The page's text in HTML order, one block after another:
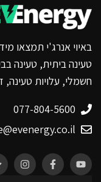
באיוי אנרג'י תמצאו
טעינה ביתית, טעינה
חשמלי, עלויות טעינה,
077-804-5600